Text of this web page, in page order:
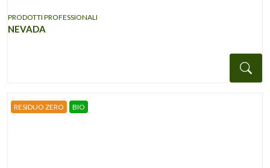
PRODOTTI PROFESSIONALI
NEVADA
RESIDUO ZERO BIO